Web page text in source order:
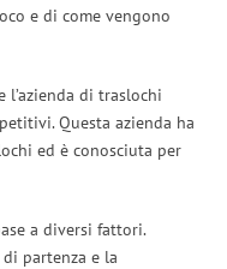
e di come vengono
di traslochi
Questa azienda ha
ed è conosciuta per
a diversi fattori.
partenza e la